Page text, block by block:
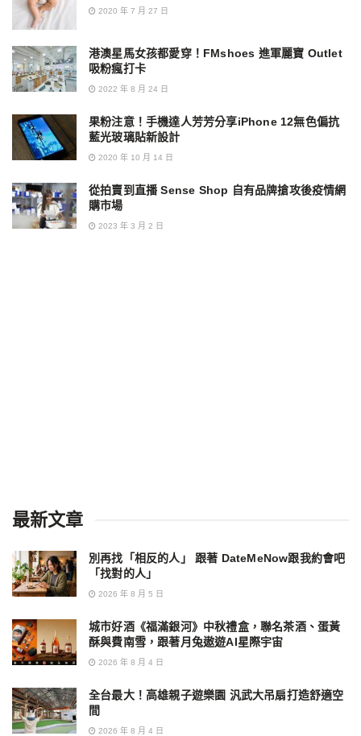
2020 年 7 月 27 日
港澳星馬女孩都愛穿！FMshoes 進軍麗寶 Outlet
吸粉瘋打卡
2022 年 8 月 24 日
果粉注意！手機達人芳芳分享iPhone 12無色偏抗
藍光玻璃貼新設計
2020 年 10 月 14 日
從拍賣到直播 Sense Shop 自有品牌搶攻後疫情網
購市場
2023 年 3 月 2 日
最新文章
別再找「相反的人」 跟著 DateMeNow跟我約會吧
「找對的人」
2026 年 8 月 5 日
城市好酒《福滿銀河》中秋禮盒，聯名茶酒、蛋黃
酥與費南雪，跟著月兔遨遊AI星際宇宙
2026 年 8 月 4 日
全台最大！高雄親子遊樂園 汎武大吊扇打造舒適空
間
2026 年 8 月 4 日